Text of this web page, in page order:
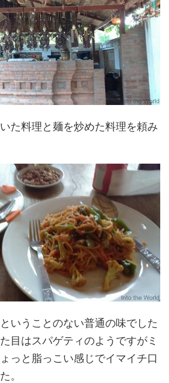
た料理と麺を炒めた料理を頼み
いうことのない普通の味でした
目はスパゲティのようですがミ
っと脂っこい感じでイマイチ口
。